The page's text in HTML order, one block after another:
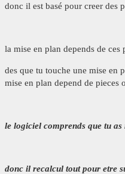
donc il est basé pour creer des
la mise en plan depends de ces
des que tu touche une mise en
mise en plan depend de pieces
le logiciel comprends que tu as
donc il recalcul tout pour etre